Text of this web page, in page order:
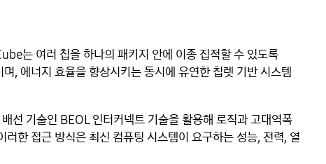
는 여러 칩을 하나의 패키지 안에 이종 집적할 수 있도록
, 에너지 효율을 향상시키는 동시에 유연한 칩렛 기반 시스템
선 기술인 BEOL 인터커넥트 기술을 활용해 로직과 고대역폭
한 접근 방식은 최신 컴퓨팅 시스템이 요구하는 성능, 전력, 열